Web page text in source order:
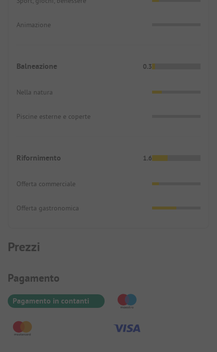
Animazione
Balneazione 0.3
Nella natura
Piscine esterne e coperte
Rifornimento 1.6
Offerta commerciale
Offerta gastronomica
Prezzi
Informazioni sul pagamento
Pagamento
Pagamento in contanti